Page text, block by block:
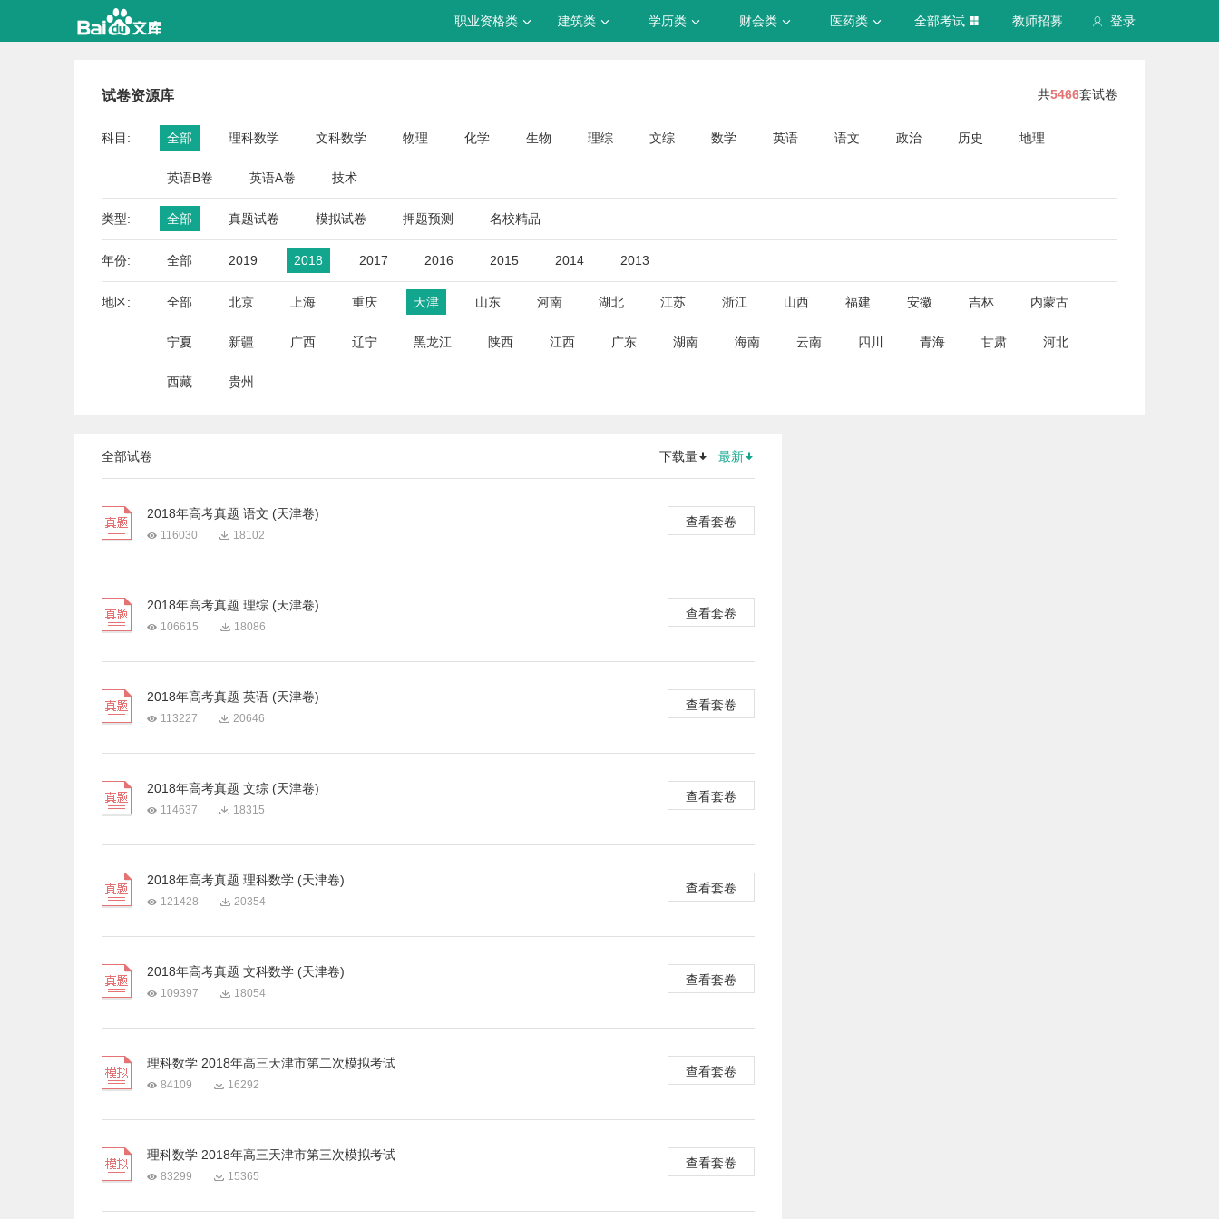
登录
职业资格类 建筑类 学历类 财会类 医药类 全部考试 教师招募
试卷资源库 共5466套试卷
科目: 全部 理科数学 文科数学 物理 化学 生物 理综 文综 数学 英语 语文 政治 历史 地理
英语B卷 英语A卷 技术
类型: 全部 真题试卷 模拟试卷 押题预测 名校精品
年份: 全部 2019 2018 2017 2016 2015 2014 2013
地区: 全部 北京 上海 重庆 天津 山东 河南 湖北 江苏 浙江 山西 福建 安徽 吉林 内蒙古
宁夏 新疆 广西 辽宁 黑龙江 陕西 江西 广东 湖南 海南 云南 四川 青海 甘肃 河北
西藏 贵州
全部试卷 下载量 最新
2018年高考真题 语文 (天津卷)
116030 18102
查看套卷
2018年高考真题 理综 (天津卷)
106615 18086
查看套卷
2018年高考真题 英语 (天津卷)
113227 20646
查看套卷
2018年高考真题 文综 (天津卷)
114637 18315
查看套卷
2018年高考真题 理科数学 (天津卷)
121428 20354
查看套卷
2018年高考真题 文科数学 (天津卷)
109397 18054
查看套卷
理科数学 2018年高三天津市第二次模拟考试
84109 16292
查看套卷
理科数学 2018年高三天津市第三次模拟考试
83299 15365
查看套卷